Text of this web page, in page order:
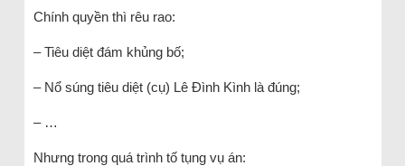
Chính quyền thì rêu rao:
– Tiêu diệt đám khủng bố;
– Nổ súng tiêu diệt (cụ) Lê Đình Kình là đúng;
– …
Nhưng trong quá trình tố tụng vụ án: